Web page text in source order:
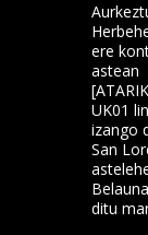
ere
astean
UK01
izango
San
ditu